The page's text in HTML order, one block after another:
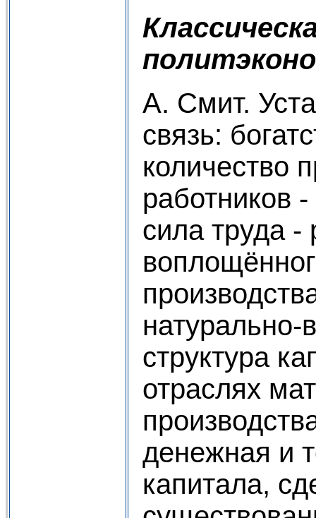
А. Смит.
связь:
количество
работников
сила труда -
натурально-
структура
отраслях
денежная и
капитала,